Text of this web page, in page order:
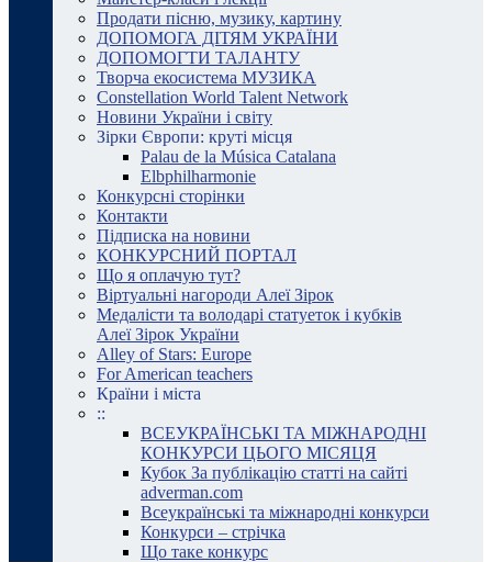
Продати пісню, музику, картину
ДОПОМОГА ДІТЯМ УКРАЇНИ
ДОПОМОГТИ ТАЛАНТУ
Творча екосистема МУЗИКА
Constellation World Talent Network
Новини України і світу
Зірки Європи: круті місця
Palau de la Música Catalana
Elbphilharmonie
Конкурсні сторінки
Контакти
Підписка на новини
КОНКУРСНИЙ ПОРТАЛ
Що я оплачую тут?
Віртуальні нагороди Алеї Зірок
Медалісти та володарі статуеток і кубків
Алеї Зірок України
Alley of Stars: Europe
For American teachers
Країни і міста
::
ВСЕУКРАЇНСЬКІ ТА МІЖНАРОДНІ
КОНКУРСИ ЦЬОГО МІСЯЦЯ
Кубок За публікацію статті на сайті
adverman.com
Всеукраїнські та міжнародні конкурси
Конкурси – стрічка
Що таке конкурс